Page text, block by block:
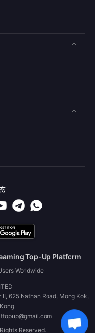
Top-Up Platform
Worldwide
625 Nathan Road, Mong Kok,
Reserved.